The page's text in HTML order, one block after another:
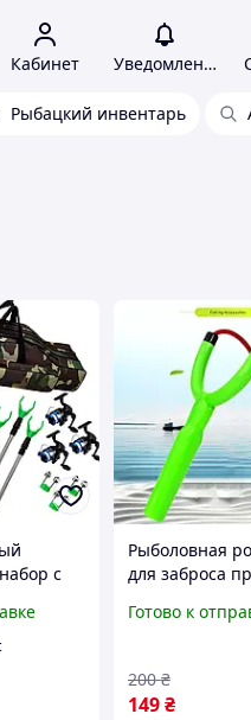
Кабинет Уведомления
Рыбацкий инвентарь
с
Рыболовная
для заброса
Зелёная
Готово к
149 ₴
200 ₴